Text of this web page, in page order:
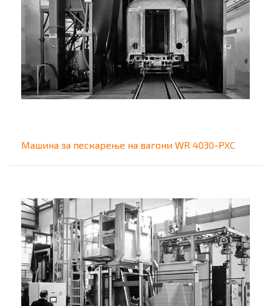
Машина за пескарење на вагони WR 4030-PXC